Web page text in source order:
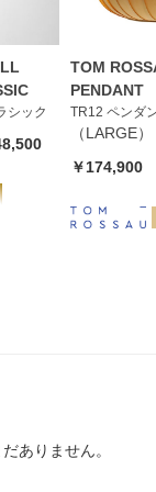
シック
TOM
PENDANT
TR12 ペンダ
（LARGE）
￥174,900
ありません。